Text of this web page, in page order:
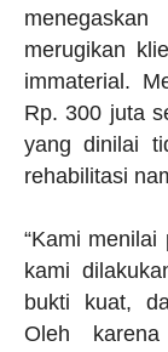
merugikan
immaterial.
Rp. 300 juta
yang dinilai
rehabilitasi
“Kami
kami
bukti kuat,
Oleh